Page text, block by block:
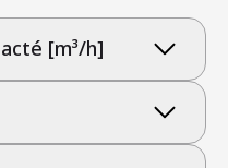
[m³/h]